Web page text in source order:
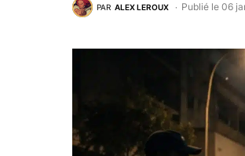
PAR ALEX LEROUX Publié le 06